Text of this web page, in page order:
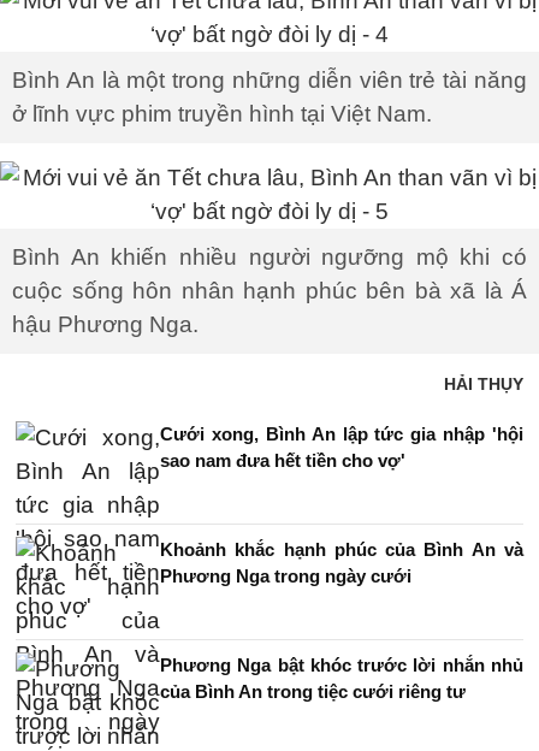
Bình An là một trong những diễn viên trẻ tài năng
ở lĩnh vực phim truyền hình tại Việt Nam.
Bình An khiến nhiều người ngưỡng mộ khi có
cuộc sống hôn nhân hạnh phúc bên bà xã là Á
hậu Phương Nga.
HẢI THỤY
Cưới xong, Bình An lập tức gia nhập 'hội
sao nam đưa hết tiền cho vợ'
Khoảnh khắc hạnh phúc của Bình An và
Phương Nga trong ngày cưới
Phương Nga bật khóc trước lời nhắn nhủ
của Bình An trong tiệc cưới riêng tư